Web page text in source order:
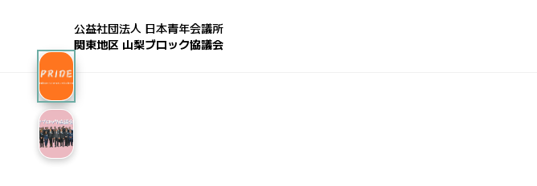
公益社団法人 日本青年会議所
関東地区 山梨ブロック協議会